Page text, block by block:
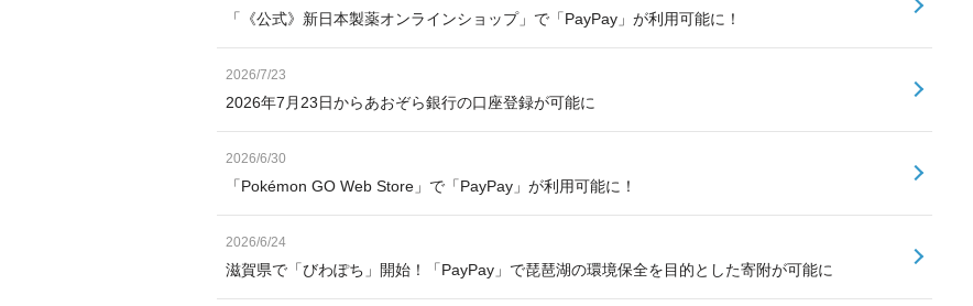
「《公式》新日本製薬オンラインショップ」で「PayPay」が利用可能に！
2026/7/23
2026年7月23日からあおぞら銀行の口座登録が可能に
2026/6/30
「Pokémon GO Web Store」で「PayPay」が利用可能に！
2026/6/24
滋賀県で「びわぽち」開始！「PayPay」で琵琶湖の環境保全を目的とした寄附が可能に